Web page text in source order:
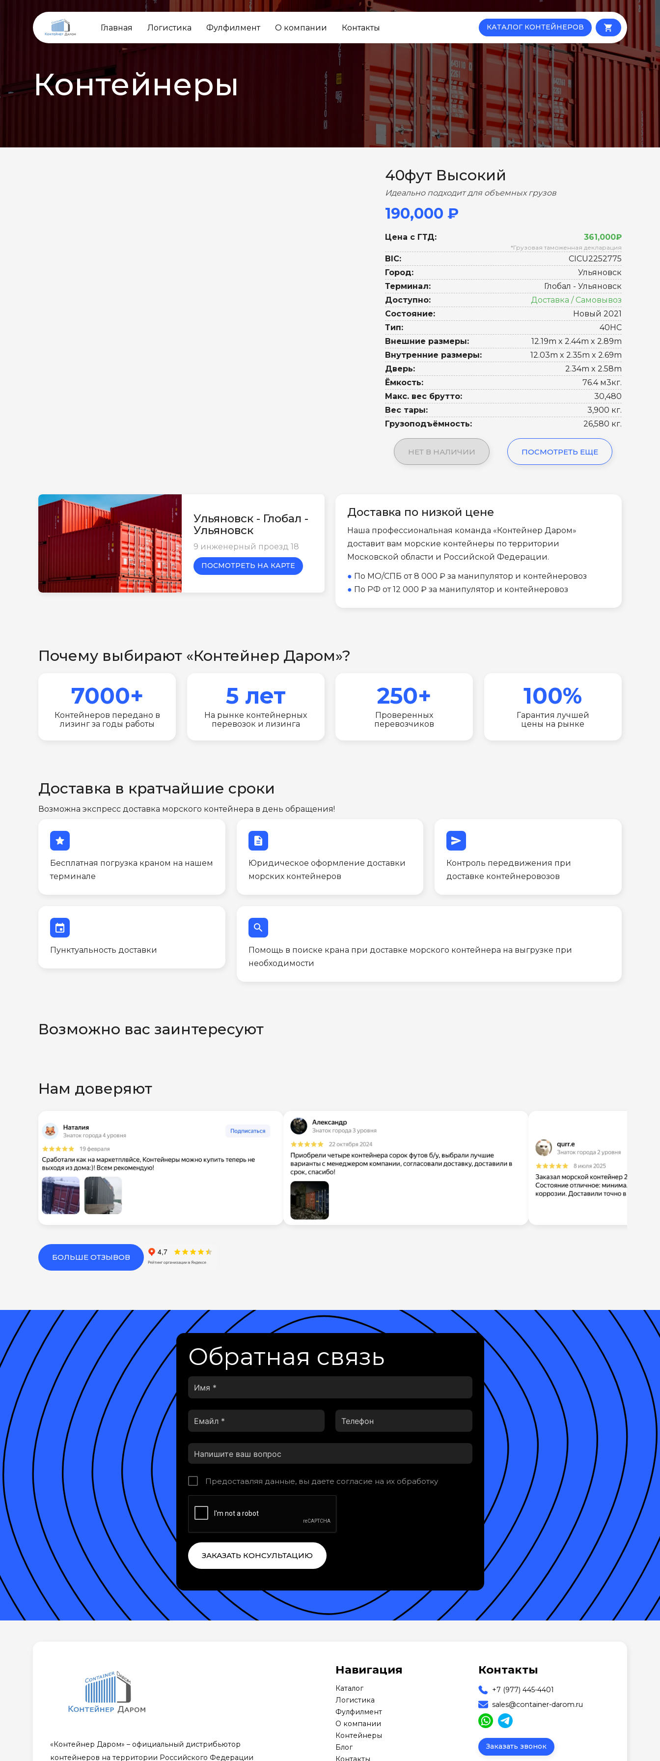
Главная Логистика Фулфилмент О компании Контакты КАТАЛОГ КОНТЕЙНЕРОВ local_grocery_store
Контейнеры
40фут Высокий
Идеально подходит для объемных грузов
190,000 ₽
Цена с ГТД: 361,000₽
*Грузовая таможенная декларация
BIC:
CICU2252775
Город:
Ульяновск
Терминал:
Глобал - Ульяновск
Доступно:
Доставка / Самовывоз
Состояние:
Новый 2021
Тип:
40HC
Внешние размеры:
12.19m x 2.44m x 2.89m
Внутренние размеры:
12.03m x 2.35m x 2.69m
Дверь:
2.34m x 2.58m
Ёмкость:
76.4 м3кг.
Макс. вес брутто:
30,480
Вес тары:
3,900 кг.
Грузоподъёмность:
26,580 кг.
НЕТ В НАЛИЧИИ ПОСМОТРЕТЬ ЕЩЕ
Ульяновск - Глобал -
Ульяновск
9 инженерный проезд 18
ПОСМОТРЕТЬ НА КАРТЕ
Доставка по низкой цене
Наша профессиональная команда «Контейнер Даром»
доставит вам морские контейнеры по территории
Московской области и Российской Федерации.
● По МО/СПБ от 8 000 ₽ за манипулятор и контейнеровоз
● По РФ от 12 000 ₽ за манипулятор и контейнеровоз
Почему выбирают «Контейнер Даром»?
7000+
Контейнеров передано в
лизинг за годы работы
5 лет
На рынке контейнерных
перевозок и лизинга
250+
Проверенных
перевозчиков
100%
Гарантия лучшей
цены на рынке
Доставка в кратчайшие сроки
Возможна экспресс доставка морского контейнера в день обращения!
star
Бесплатная погрузка краном на нашем
терминале
description
Юридическое оформление доставки
морских контейнеров
send
Контроль передвижения при
доставке контейнеровозов
event
Пунктуальность доставки
search
Помощь в поиске крана при доставке морского контейнера на выгрузке при
необходимости
Возможно вас заинтересуют
Нам доверяют
БОЛЬШЕ ОТЗЫВОВ
Обратная связь
Предоставляя данные, вы даете согласие на их обработку
ЗАКАЗАТЬ КОНСУЛЬТАЦИЮ
«Контейнер Даром» – официальный дистрибьютор
контейнеров на территории Российского Федерации
Навигация
Каталог
Логистика
Фулфилмент
О компании
Контейнеры
Блог
Контакты
Контакты
+7 (977) 445-4401
sales@container-darom.ru
Заказать звонок